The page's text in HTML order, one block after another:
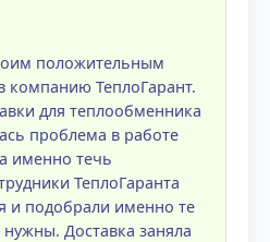
положительным
ТеплоГарант.
для теплообменника
проблема в работе
именно течь
ТеплоГаранта
и подобрали именно те
Доставка заняла